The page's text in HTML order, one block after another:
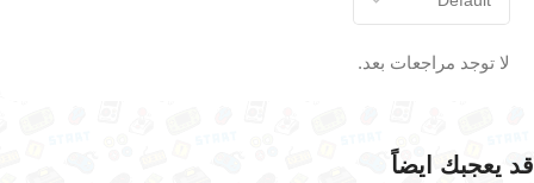
لا توجد مراجعات بعد.
قد يعجبك ايضاً